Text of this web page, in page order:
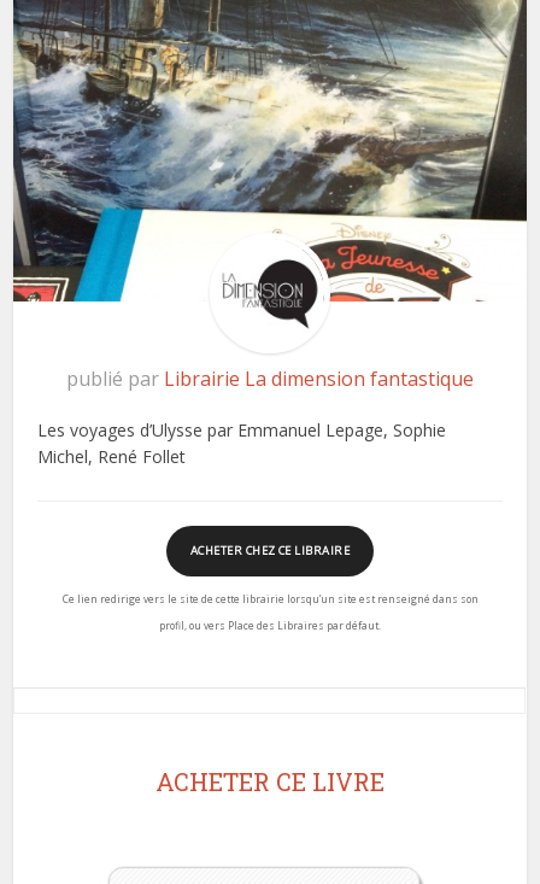
publié par Librairie La dimension fantastique
Les voyages d’Ulysse par Emmanuel Lepage, Sophie
Michel, René Follet
ACHETER CHEZ CE LIBRAIRE
Ce lien redirige vers le site de cette librairie lorsqu’un site est renseigné dans son
profil, ou vers Place des Libraires par défaut.
ACHETER CE LIVRE